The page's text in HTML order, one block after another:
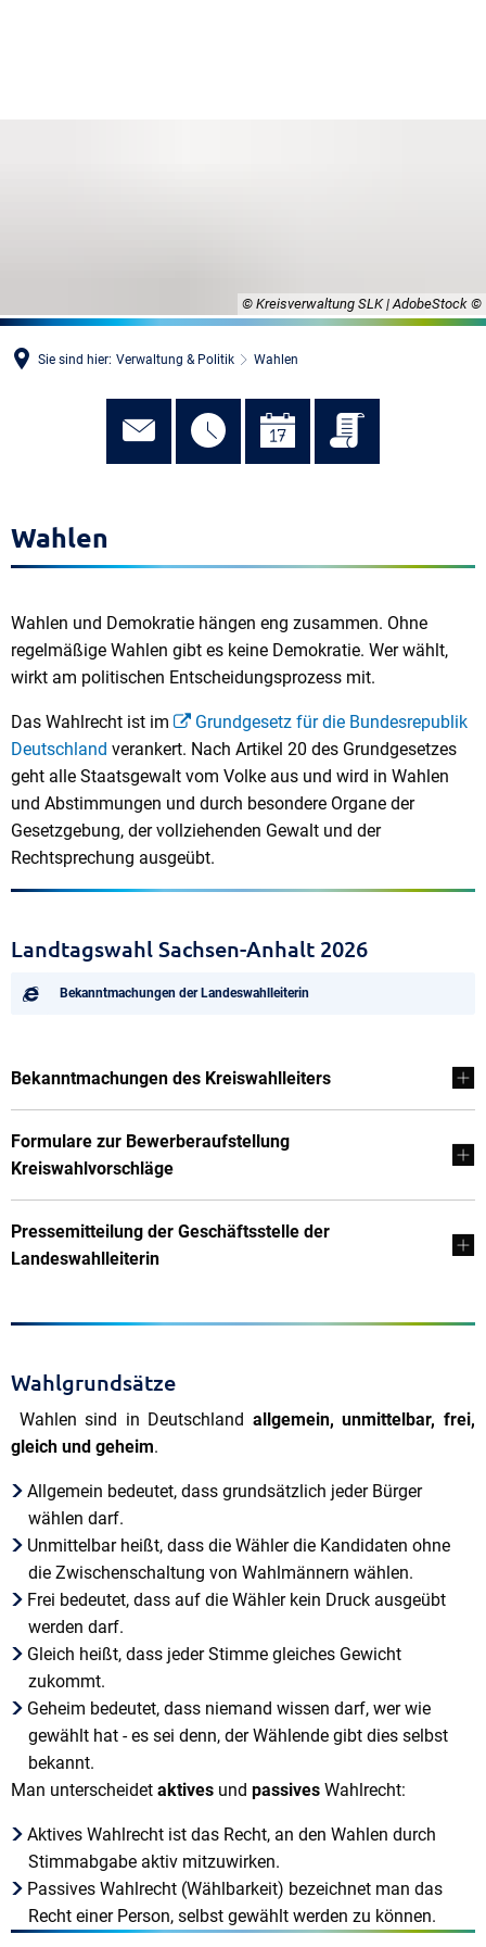
© Kreisverwaltung SLK | AdobeStock
Sie sind hier: Verwaltung & Politik Wahlen
Wahlen
Wahlen und Demokratie hängen eng zusammen. Ohne
regelmäßige Wahlen gibt es keine Demokratie. Wer wählt,
wirkt am politischen Entscheidungsprozess mit.
Das Wahlrecht ist im
Grundgesetz für die Bundesrepublik
Deutschland verankert. Nach Artikel 20 des Grundgesetzes
geht alle Staatsgewalt vom Volke aus und wird in Wahlen
und Abstimmungen und durch besondere Organe der
Gesetzgebung, der vollziehenden Gewalt und der
Rechtsprechung ausgeübt.
Landtagswahl Sachsen-Anhalt 2026
Bekanntmachungen der Landeswahlleiterin
Bekanntmachungen des Kreiswahlleiters
Formulare zur Bewerberaufstellung
Kreiswahlvorschläge
Pressemitteilung der Geschäftsstelle der
Landeswahlleiterin
Wahlgrundsätze
Wahlen sind in Deutschland allgemein, unmittelbar, frei,
gleich und geheim.
Allgemein bedeutet, dass grundsätzlich jeder Bürger
wählen darf.
Unmittelbar heißt, dass die Wähler die Kandidaten ohne
die Zwischenschaltung von Wahlmännern wählen.
Frei bedeutet, dass auf die Wähler kein Druck ausgeübt
werden darf.
Gleich heißt, dass jeder Stimme gleiches Gewicht
zukommt.
Geheim bedeutet, dass niemand wissen darf, wer wie
gewählt hat - es sei denn, der Wählende gibt dies selbst
bekannt.
Man unterscheidet aktives und passives Wahlrecht:
Aktives Wahlrecht ist das Recht, an den Wahlen durch
Stimmabgabe aktiv mitzuwirken.
Passives Wahlrecht (Wählbarkeit) bezeichnet man das
Recht einer Person, selbst gewählt werden zu können.